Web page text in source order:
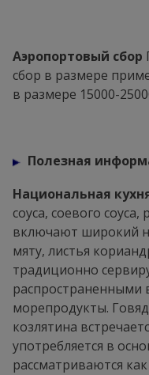
Аэропортовый сбор
сбор в размере
в размере 15000-
Полезная
Национальная
соуса, соевого
включают широкий
мяту, листья
традиционно
распространенными
морепродукты.
козлятина
употребляется в
рассматриваются